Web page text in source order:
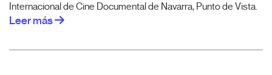
Internacional de Cine Documental de Navarra, Punto de Vista.
Leer más